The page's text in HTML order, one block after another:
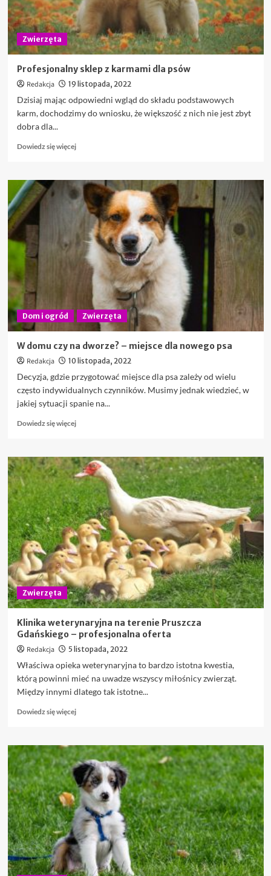
Zwierzęta
Profesjonalny sklep z karmami dla psów
Redakcja 19 listopada, 2022
Dzisiaj mając odpowiedni wgląd do składu podstawowych
karm, dochodzimy do wniosku, że większość z nich nie jest zbyt
dobra dla...
Dowiedz się więcejDowiedz
o
Profesjonalny
sklep
karmami
psów
Dom i ogród Zwierzęta
W domu czy na dworze? – miejsce dla nowego psa
Redakcja 10 listopada, 2022
Decyzja, gdzie przygotować miejsce dla psa zależy od wielu
często indywidualnych czynników. Musimy jednak wiedzieć, w
jakiej sytuacji spanie na...
Dowiedz się więcejDowiedz
o
W
domu
czy
na
dworze?
–
miejsce
dla
nowego
psa
Zwierzęta
Klinika weterynaryjna na terenie Pruszcza
Gdańskiego – profesjonalna oferta
Redakcja 5 listopada, 2022
Właściwa opieka weterynaryjna to bardzo istotna kwestia,
którą powinni mieć na uwadze wszyscy miłośnicy zwierząt.
Między innymi dlatego tak istotne...
Dowiedz się więcejDowiedz
o
Klinika
weterynaryjna
na
terenie
Pruszcza
Gdańskiego
profesjonalna
oferta